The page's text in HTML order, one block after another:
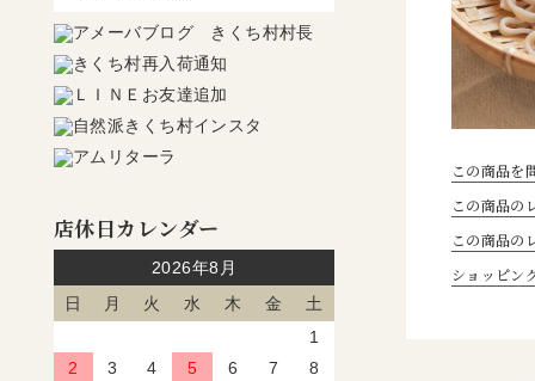
この商品を
この商品の
この商品の
ショッピン
店休日カレンダー
2026年8月
日
月 火 水 木 金
土
1
2
3 4 5 6 7
8